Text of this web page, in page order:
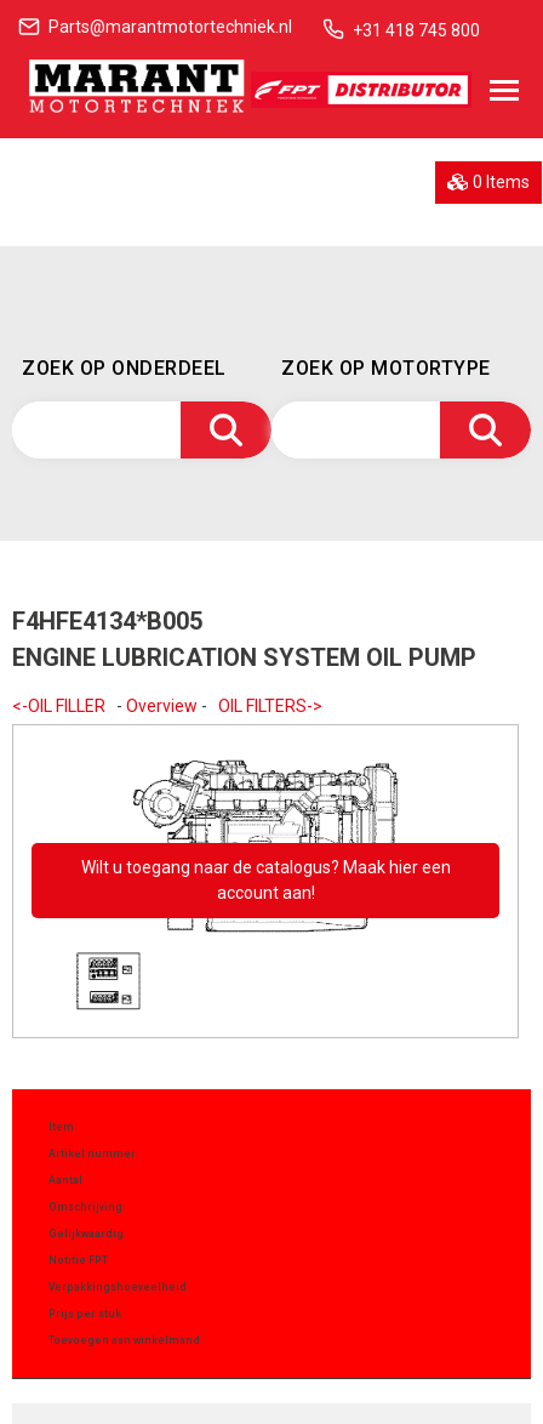
Parts@marantmotortechniek.nl +31 418 745 800
0 Items
ZOEK OP ONDERDEEL ZOEK OP MOTORTYPE
F4HFE4134*B005
ENGINE LUBRICATION SYSTEM OIL PUMP
<-OIL FILLER - Overview - OIL FILTERS->
Wilt u toegang naar de catalogus? Maak hier een
account aan!
Item
Artikel nummer
Aantal
Omschrijving
Gelijkwaardig
Notitie FPT
Verpakkingshoeveelheid
Prijs per stuk
Toevoegen aan winkelmand